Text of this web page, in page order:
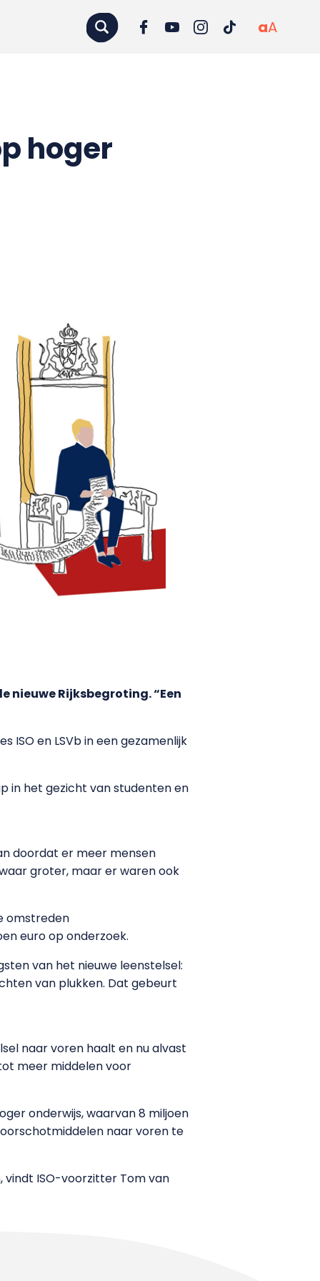
aA
hoger
nieuwe Rijksbegroting. “Een
ISO en LSVb in een gezamenlijk
in het gezicht van studenten en
doordat er meer mensen
groter, maar er waren ook
omstreden
euro op onderzoek.
van het nieuwe leenstelsel:
van plukken. Dat gebeurt
naar voren haalt en nu alvast
meer middelen voor
onderwijs, waarvan 8 miljoen
naar voren te
vindt ISO-voorzitter Tom van